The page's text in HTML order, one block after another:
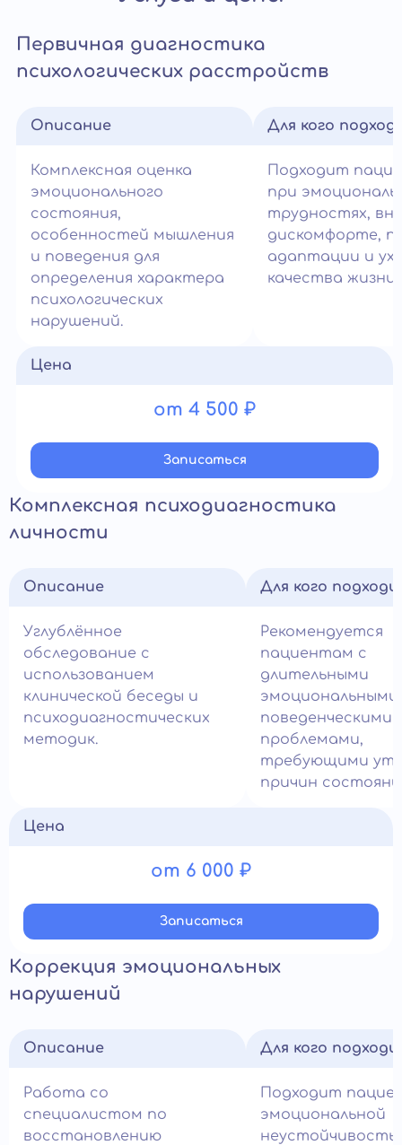
Первичная диагностика
психологических расстройств
Описание
Комплексная оценка
эмоционального
состояния,
особенностей мышления
и поведения для
определения характера
психологических
нарушений.
Для кого
Подходит
при
трудностях,
дискомфорте,
адаптации и
качества жизни.
Цена
от 4 500 ₽
Записатьcя
Комплексная психодиагностика
личности
Описание
Углублённое
обследование с
использованием
клинической беседы и
психодиагностических
методик.
Для кого
Рекомендуется
пациентам с
длительными
эмоциональными
поведенческими
проблемами,
требующими
причин
Цена
от 6 000 ₽
Записатьcя
Коррекция эмоциональных
нарушений
Описание
Работа со
специалистом по
восстановлению
Для кого
Подходит
эмоциональной